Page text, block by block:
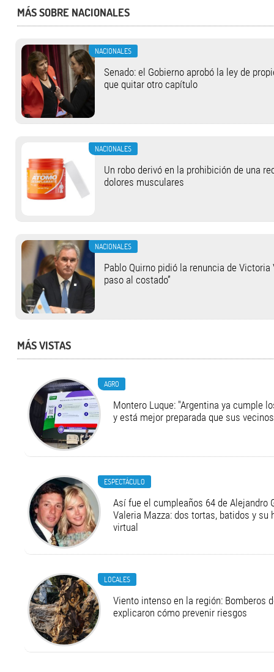
MÁS SOBRE NACIONALES
NACIONALES
Senado: el Gobierno aprobó la ley de
que quitar otro capítulo
NACIONALES
Un robo derivó en la prohibición de una
dolores musculares
NACIONALES
Pablo Quirno pidió la renuncia de Victoria
paso al costado”
MÁS VISTAS
AGRO
Montero Luque: "Argentina ya cumple
y está mejor preparada que sus
ESPECTÁCULO
Así fue el cumpleaños 64 de Alejandro
Valeria Mazza: dos tortas, batidos y su
virtual
LOCALES
Viento intenso en la región: Bomberos
explicaron cómo prevenir riesgos